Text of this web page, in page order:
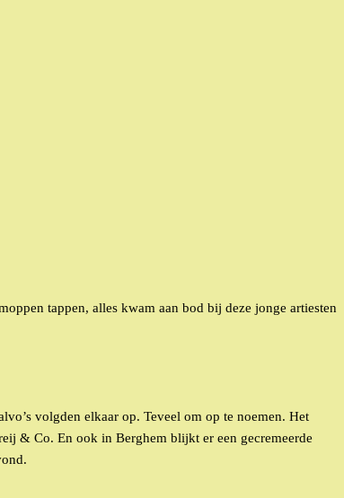
tappen, alles kwam aan bod bij deze jonge artiesten
volgden elkaar op. Teveel om op te noemen. Het
& Co. En ook in Berghem blijkt er een gecremeerde